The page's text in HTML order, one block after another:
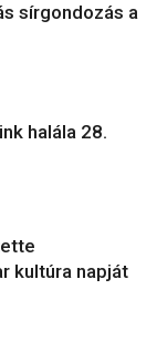
sírgondozás a
halála 28.
kultúra napját